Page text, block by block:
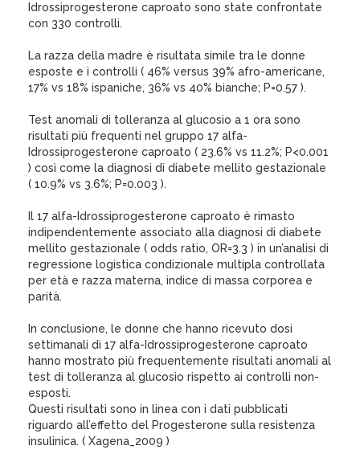
Idrossiprogesterone caproato sono state confrontate
con 330 controlli.
La razza della madre è risultata simile tra le donne
esposte e i controlli ( 46% versus 39% afro-americane,
17% vs 18% ispaniche, 36% vs 40% bianche; P=0.57 ).
Test anomali di tolleranza al glucosio a 1 ora sono
risultati più frequenti nel gruppo 17 alfa-
Idrossiprogesterone caproato ( 23.6% vs 11.2%; P<0.001
) così come la diagnosi di diabete mellito gestazionale
( 10.9% vs 3.6%; P=0.003 ).
Il 17 alfa-Idrossiprogesterone caproato è rimasto
indipendentemente associato alla diagnosi di diabete
mellito gestazionale ( odds ratio, OR=3.3 ) in un’analisi di
regressione logistica condizionale multipla controllata
per età e razza materna, indice di massa corporea e
parità.
In conclusione, le donne che hanno ricevuto dosi
settimanali di 17 alfa-Idrossiprogesterone caproato
hanno mostrato più frequentemente risultati anomali al
test di tolleranza al glucosio rispetto ai controlli non-
esposti.
Questi risultati sono in linea con i dati pubblicati
riguardo all’effetto del Progesterone sulla resistenza
insulinica. ( Xagena_2009 )